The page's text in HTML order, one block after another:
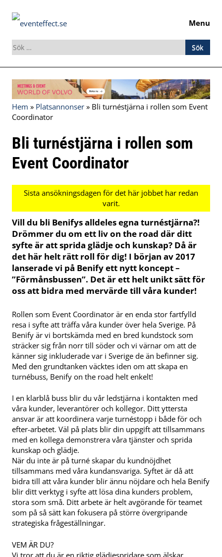
Menu
Sök
efter:
Skip
to
content
Hem » Platsannonser » Bli turnéstjärna i rollen som Event
Coordinator
Bli turnéstjärna i rollen som
Event Coordinator
Vill du bli Benifys alldeles egna turnéstjärna?!
Drömmer du om ett liv on the road där ditt
syfte är att sprida glädje och kunskap? Då är
det här helt rätt roll för dig! I början av 2017
lanserade vi på Benify ett nytt koncept –
”Förmånsbussen”. Det är ett helt unikt sätt för
oss att bidra med mervärde till våra kunder!
Rollen som Event Coordinator är en enda stor fartfylld
resa i syfte att träffa våra kunder över hela Sverige. På
Benify är vi bortskämda med en bred kundstock som
sträcker sig från norr till söder och vi värnar om att de
känner sig inkluderade var i Sverige de än befinner sig.
Med den grundtanken väcktes iden om att skapa en
turnébuss, Benify on the road helt enkelt!
I en klarblå buss blir du vår ledstjärna i kontakten med
våra kunder, leverantörer och kollegor. Ditt yttersta
ansvar är att koordinera varje turnéstopp i både för och
efter-arbetet. Väl på plats blir din uppgift att tillsammans
med en kollega demonstrera våra tjänster och sprida
kunskap och glädje.
När du inte är på turné skapar du kundnöjdhet
tillsammans med våra kundansvariga. Syftet är då att
bidra till att våra kunder blir ännu nöjdare och hela Benify
blir ditt verktyg i syfte att lösa dina kunders problem,
stora som små. Ditt arbete är helt avgörande för teamet
som på så sätt kan fokusera på större övergripande
strategiska frågeställningar.
VEM ÄR DU?